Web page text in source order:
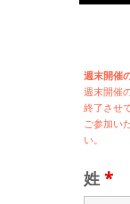
週末開催
週末開催
終了させ
ご参加い
い。
姓 *